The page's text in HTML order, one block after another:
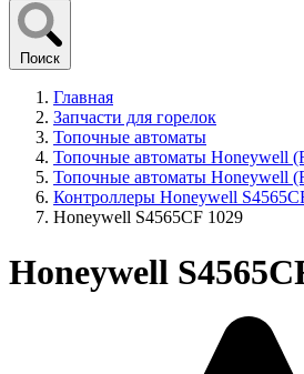
Поиск
Главная
Запчасти для горелок
Топочные автоматы
Топочные автоматы Honeywell
Топочные автоматы Honeywell
Контроллеры Honeywell
Honeywell S4565CF 1029
Honeywell